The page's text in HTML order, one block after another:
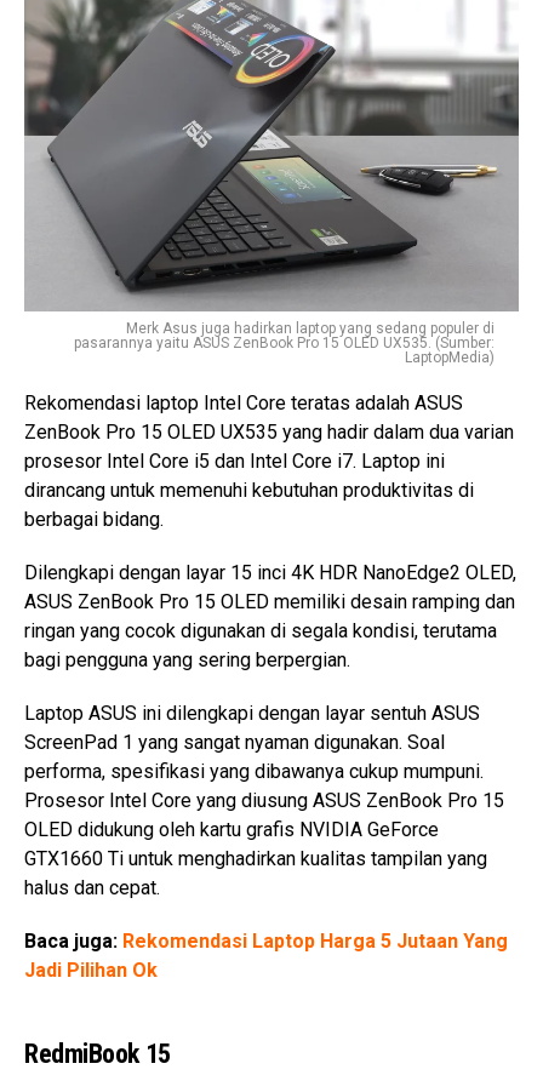
Merk Asus juga hadirkan laptop yang sedang populer di
pasarannya yaitu ASUS ZenBook Pro 15 OLED UX535. (Sumber:
LaptopMedia)
Rekomendasi laptop Intel Core teratas adalah ASUS
ZenBook Pro 15 OLED UX535 yang hadir dalam dua varian
prosesor Intel Core i5 dan Intel Core i7. Laptop ini
dirancang untuk memenuhi kebutuhan produktivitas di
berbagai bidang.
Dilengkapi dengan layar 15 inci 4K HDR NanoEdge2 OLED,
ASUS ZenBook Pro 15 OLED memiliki desain ramping dan
ringan yang cocok digunakan di segala kondisi, terutama
bagi pengguna yang sering berpergian.
Laptop ASUS ini dilengkapi dengan layar sentuh ASUS
ScreenPad 1 yang sangat nyaman digunakan. Soal
performa, spesifikasi yang dibawanya cukup mumpuni.
Prosesor Intel Core yang diusung ASUS ZenBook Pro 15
OLED didukung oleh kartu grafis NVIDIA GeForce
GTX1660 Ti untuk menghadirkan kualitas tampilan yang
halus dan cepat.
Baca juga: Rekomendasi Laptop Harga 5 Jutaan Yang
Jadi Pilihan Ok
RedmiBook 15